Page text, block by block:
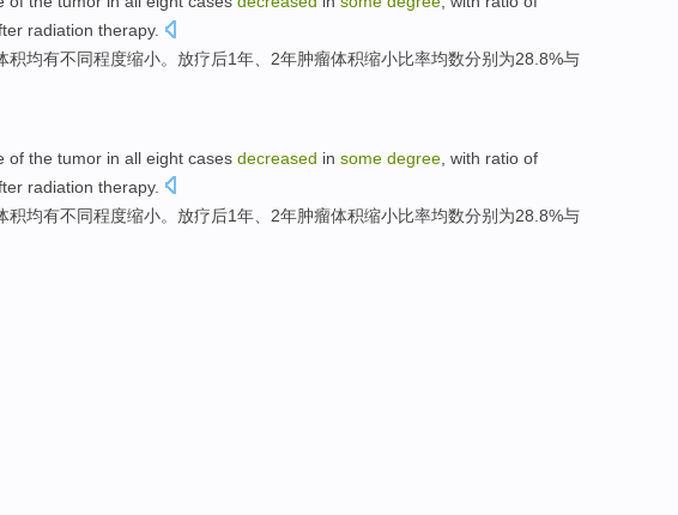
radiation therapy.
积均有不同程度缩小。 放疗后1年、2年肿瘤体积缩小比率均数分别 为28.8%与
of the tumor in all eight cases decreased in some degree with ratio of
radiation therapy.
积均有不同程度缩小。 放疗后1年、2年肿瘤体积缩小比率均数分别为28.8%与